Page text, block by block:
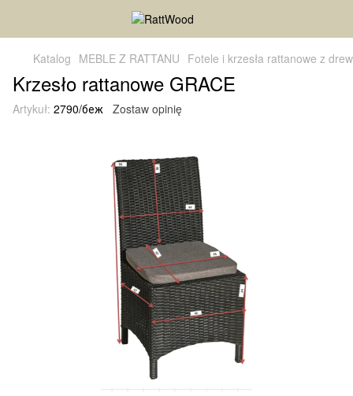
Katalog MEBLE Z RATTANU Fotele i krzesła rattanowe z
Krzesło rattanowe GRACE
Artykuł: 2790/беж Zostaw opinię